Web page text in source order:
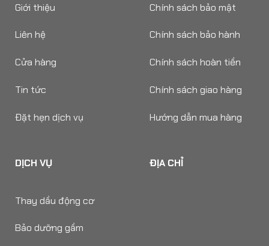
Giới thiệu
Liên hệ
Cửa hàng
Tin tức
Đặt hẹn dịch vụ
Chính sách bảo mật
Chính sách bảo hành
Chính sách hoàn tiền
Chính sách giao hàng
Hướng dẫn mua hàng
DỊCH VỤ
Thay dầu động cơ
Bảo dưỡng gầm
ĐỊA CHỈ